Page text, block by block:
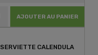
AJOUTER AU PANIER
SERVIETTE CALENDULA